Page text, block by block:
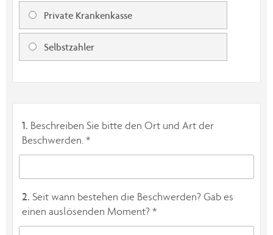
Private Krankenkasse
Selbstzahler
1. Beschreiben Sie bitte den Ort und Art der
Beschwerden. *
2. Seit wann bestehen die Beschwerden? Gab es
einen auslösenden Moment? *